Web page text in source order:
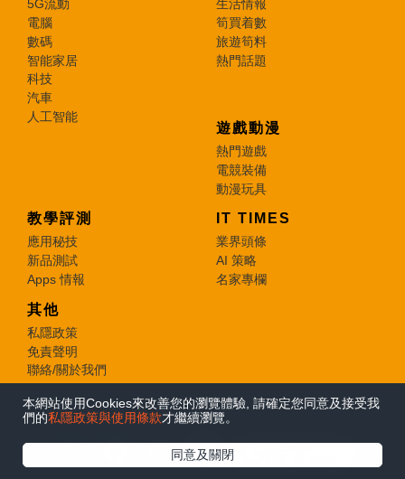
本網站使用Cookies來改善您的瀏覽體驗, 請確定您同意及接受我
們的私隱政策與使用條款才繼續瀏覽。
同意及關閉
5G流動
電腦
數碼
智能家居
科技
汽車
人工智能
生活情報
筍買着數
旅遊筍料
熱門話題
遊戲動漫
熱門遊戲
電競裝備
動漫玩具
教學評測
應用秘技
新品測試
Apps 情報
IT TIMES
業界頭條
AI 策略
名家專欄
其他
私隱政策
免責聲明
聯絡/關於我們
© 2026 e-zone. All Rights Reserved.